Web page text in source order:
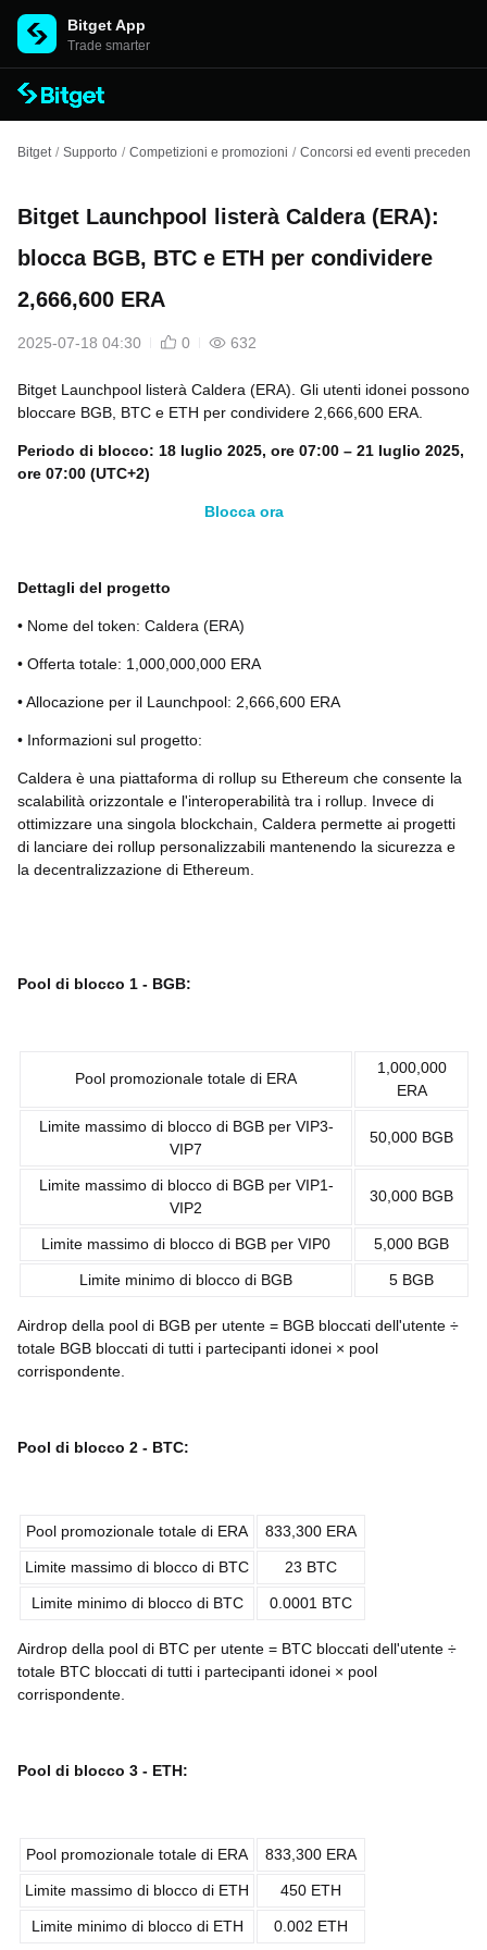
Bitget App
Trade smarter
Bitget / Supporto / Competizioni e promozioni / Concorsi ed eventi precedenti
Bitget Launchpool listerà Caldera (ERA):
blocca BGB, BTC e ETH per condividere
2,666,600 ERA
2025-07-18 04:30 0 632
Bitget Launchpool listerà Caldera (ERA). Gli utenti idonei possono
bloccare BGB, BTC e ETH per condividere 2,666,600 ERA.
Periodo di blocco: 18 luglio 2025, ore 07:00 – 21 luglio 2025,
ore 07:00 (UTC+2)
Blocca ora
Dettagli del progetto
• Nome del token: Caldera (ERA)
• Offerta totale: 1,000,000,000 ERA
• Allocazione per il Launchpool: 2,666,600 ERA
• Informazioni sul progetto:
Caldera è una piattaforma di rollup su Ethereum che consente la
scalabilità orizzontale e l'interoperabilità tra i rollup. Invece di
ottimizzare una singola blockchain, Caldera permette ai progetti
di lanciare dei rollup personalizzabili mantenendo la sicurezza e
la decentralizzazione di Ethereum.
Pool di blocco 1 - BGB:
Pool promozionale totale di ERA
1,000,000
ERA
Limite massimo di blocco di BGB per VIP3-
VIP7
50,000 BGB
Limite massimo di blocco di BGB per VIP1-
VIP2
30,000 BGB
Limite massimo di blocco di BGB per VIP0 5,000 BGB
Limite minimo di blocco di BGB 5 BGB
Airdrop della pool di BGB per utente = BGB bloccati dell'utente ÷
totale BGB bloccati di tutti i partecipanti idonei × pool
corrispondente.
Pool di blocco 2 - BTC:
Pool promozionale totale di ERA 833,300 ERA
Limite massimo di blocco di BTC 23 BTC
Limite minimo di blocco di BTC 0.0001 BTC
Airdrop della pool di BTC per utente = BTC bloccati dell'utente ÷
totale BTC bloccati di tutti i partecipanti idonei × pool
corrispondente.
Pool di blocco 3 - ETH:
Pool promozionale totale di ERA 833,300 ERA
Limite massimo di blocco di ETH 450 ETH
Limite minimo di blocco di ETH 0.002 ETH